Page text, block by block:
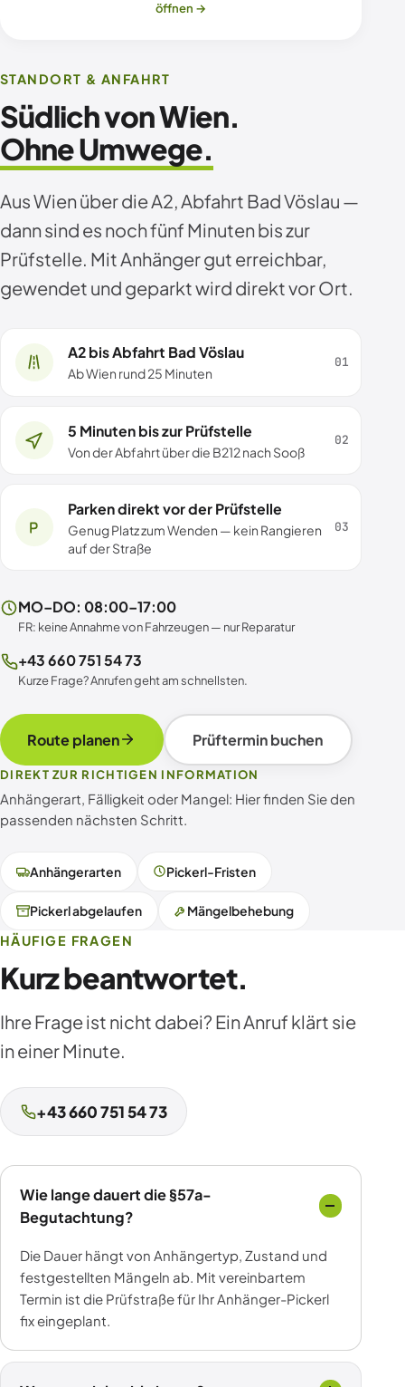
öffnen →
STANDORT & ANFAHRT
Südlich von Wien.
Ohne Umwege.
Aus Wien über die A2, Abfahrt Bad Vöslau —
dann sind es noch fünf Minuten bis zur
Prüfstelle. Mit Anhänger gut erreichbar,
gewendet und geparkt wird direkt vor Ort.
A2 bis Abfahrt Bad Vöslau
Ab Wien rund 25 Minuten
5 Minuten bis zur Prüfstelle
Von der Abfahrt über die B212 nach Sooß
Parken direkt vor der Prüfstelle
Genug Platz zum Wenden — kein Rangieren
auf der Straße
MO–DO: 08:00–17:00
FR: keine Annahme von Fahrzeugen — nur Reparatur
+43 660 751 54 73
Kurze Frage? Anrufen geht am schnellsten.
Route planen Prüftermin buchen
DIREKT ZUR RICHTIGEN INFORMATION
Anhängerart, Fälligkeit oder Mangel: Hier finden Sie den
passenden nächsten Schritt.
Anhängerarten Pickerl-Fristen
Pickerl abgelaufen
Mängelbehebung
HÄUFIGE FRAGEN
Kurz beantwortet.
Ihre Frage ist nicht dabei? Ein Anruf klärt sie
in einer Minute.
+43 660 751 54 73
Wie lange dauert die §57a-
Begutachtung?
Die Dauer hängt von Anhängertyp, Zustand und
festgestellten Mängeln ab. Mit vereinbartem
Termin ist die Prüfstraße für Ihr Anhänger-Pickerl
fix eingeplant.